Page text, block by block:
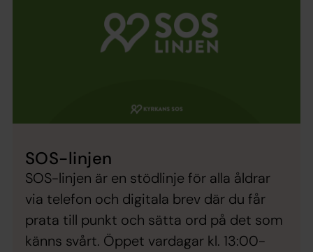
SOS-linjen
SOS-linjen är en stödlinje för alla åldrar
via telefon och digitala brev där du får
prata till punkt och sätta ord på det som
känns svårt. Öppet vardagar kl. 13:00-